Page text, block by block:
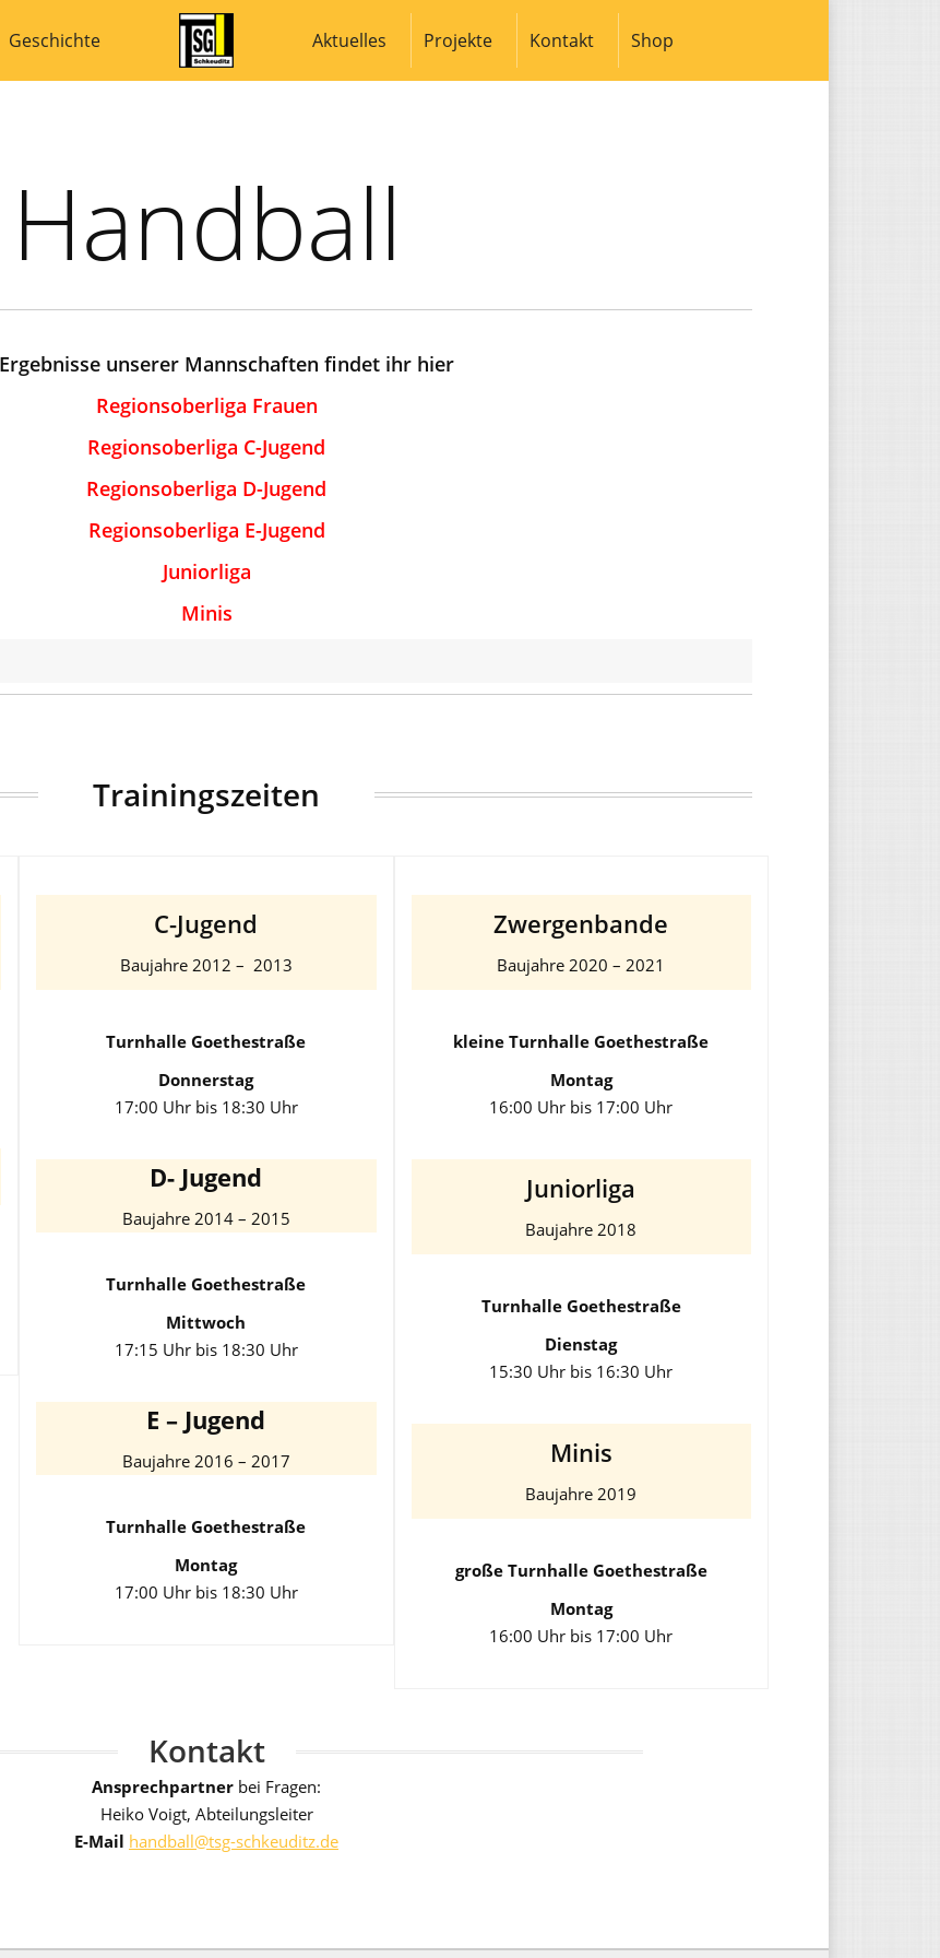
Geschichte Aktuelles Projekte Kontakt Shop
Handball
unserer Mannschaften findet ihr hier
Regionsoberliga Frauen
Regionsoberliga C-Jugend
Regionsoberliga D-Jugend
Regionsoberliga E-Jugend
Juniorliga
Minis
Trainingszeiten
C-Jugend
Baujahre 2012 – 2013
Turnhalle Goethestraße
Donnerstag
17:00 Uhr bis 18:30 Uhr
D- Jugend
Baujahre 2014 – 2015
Turnhalle Goethestraße
Mittwoch
17:15 Uhr bis 18:30 Uhr
E – Jugend
Baujahre 2016 – 2017
Turnhalle Goethestraße
Montag
17:00 Uhr bis 18:30 Uhr
Zwergenbande
Baujahre 2020 – 2021
kleine Turnhalle Goethestraße
Montag
16:00 Uhr bis 17:00 Uhr
Juniorliga
Baujahre 2018
Turnhalle Goethestraße
Dienstag
15:30 Uhr bis 16:30 Uhr
Minis
Baujahre 2019
große Turnhalle Goethestraße
Montag
16:00 Uhr bis 17:00 Uhr
Kontakt
Ansprechpartner bei Fragen:
Heiko Voigt, Abteilungsleiter
E-Mail handball@tsg-schkeuditz.de